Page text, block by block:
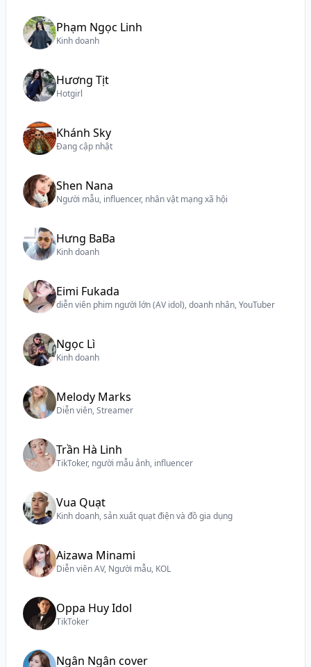
Phạm Ngọc Linh
Kinh doanh
Hương Tịt
Hotgirl
Khánh Sky
Đang cập nhật
Shen Nana
Người mẫu, influencer, nhân vật mạng xã hội
Hưng BaBa
Kinh doanh
Eimi Fukada
diễn viên phim người lớn (AV idol), doanh nhân, YouTuber
Ngọc Lì
Kinh doanh
Melody Marks
Diễn viên, Streamer
Trần Hà Linh
TikToker, người mẫu ảnh, influencer
Vua Quạt
Kinh doanh, sản xuất quạt điện và đồ gia dụng
Aizawa Minami
Diễn viên AV, Người mẫu, KOL
Oppa Huy Idol
TikToker
Ngân Ngân cover